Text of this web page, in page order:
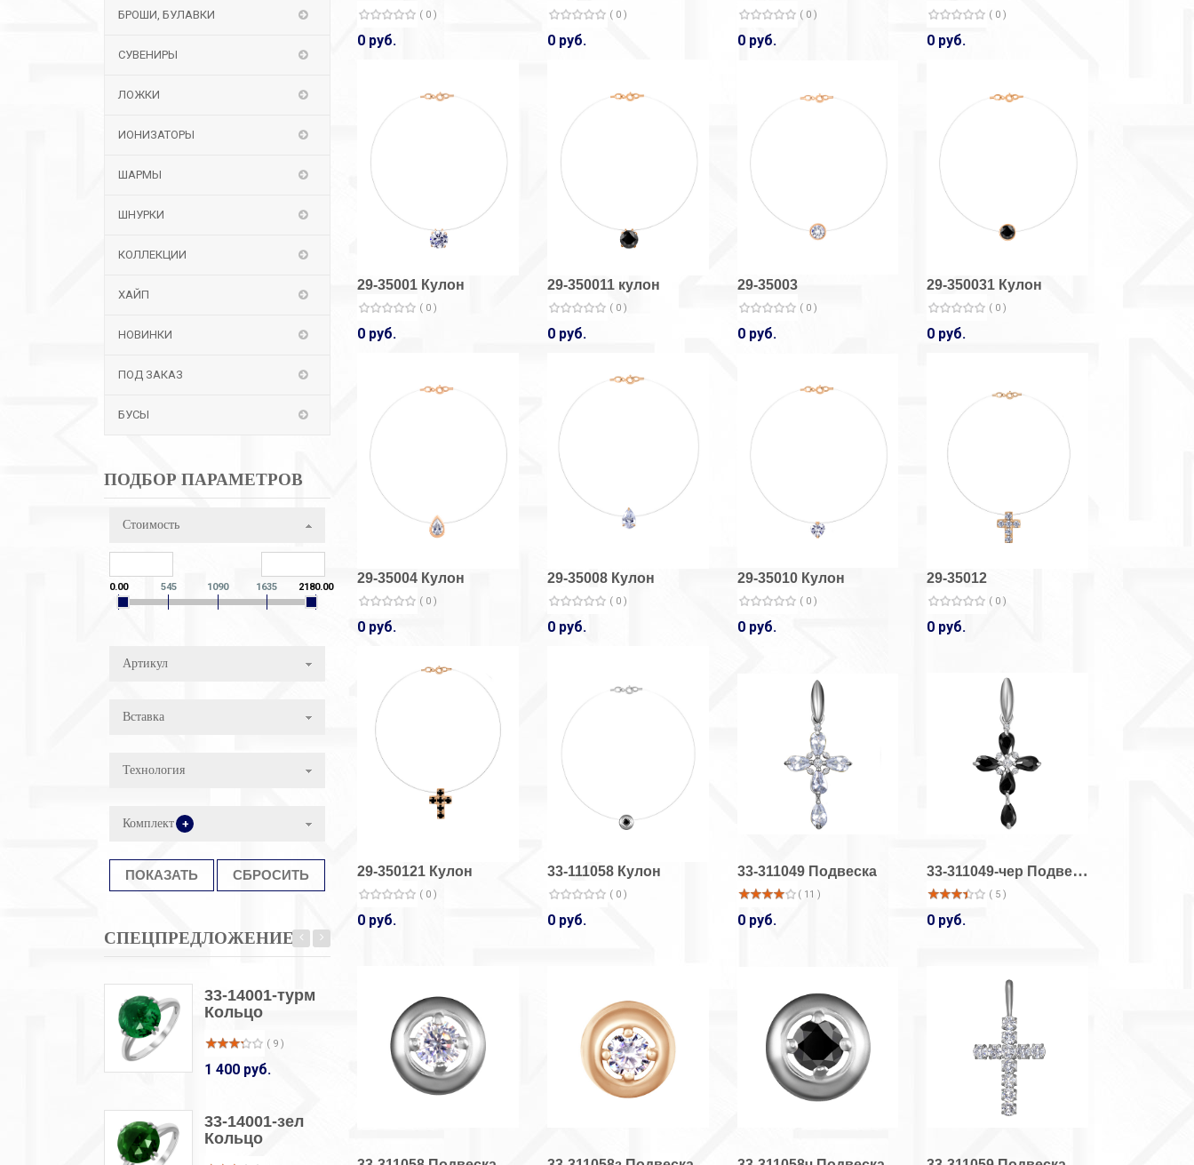
БРОШИ, БУЛАВКИ
СУВЕНИРЫ
ЛОЖКИ
ИОНИЗАТОРЫ
ШАРМЫ
ШНУРКИ
КОЛЛЕКЦИИ
ХАЙП
НОВИНКИ
ПОД ЗАКАЗ
БУСЫ
ПОДБОР ПАРАМЕТРОВ
Стоимость
0.00 545 1090 1635 2180.00
Артикул
Вставка
Технология
Комплект +
СПЕЦПРЕДЛОЖЕНИЕ
33-14001-турм
Кольцо
( 9 )
1 400 руб.
33-14001-зел
Кольцо
33-14001-амет
Кольцо
1 380 руб.
Кольцо
920 руб.
( 0 )
0 руб.
( 0 )
0 руб.
( 0 )
0 руб.
( 0 )
0 руб.
29-35001 Кулон
( 0 )
0 руб.
29-350011 кулон
( 0 )
0 руб.
29-35003
( 0 )
0 руб.
29-350031 Кулон
( 0 )
0 руб.
29-35004 Кулон
( 0 )
0 руб.
29-35008 Кулон
( 0 )
0 руб.
29-35010 Кулон
( 0 )
0 руб.
29-35012
( 0 )
0 руб.
29-350121 Кулон
( 0 )
0 руб.
33-111058 Кулон
( 0 )
0 руб.
33-311049 Подвеска
( 11 )
0 руб.
33-311049-чер Подвеска
( 5 )
0 руб.